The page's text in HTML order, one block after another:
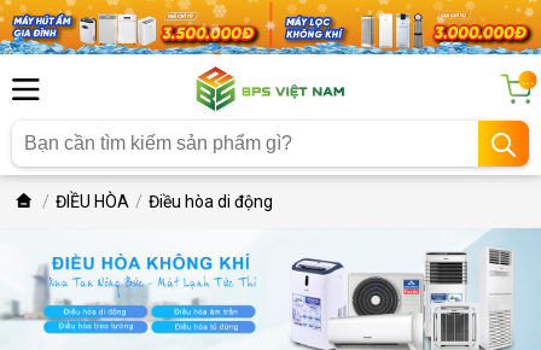
...
ĐIỀU HÒA Điều hòa di động